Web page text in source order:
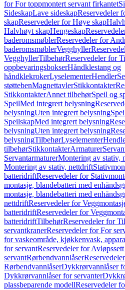
for For toppmontert servant firkantet
SideskapLave sideskapReservedeler
skapReservedeler for Høye skap
Halvhøyt skapHengeskap
baderomsmøblerReservedeler for
baderomsmøblerVegghyller
VegghyllerTilbehørReservedeler for
oppbevaringsbokserHåndklestang og
håndklekrokerLyselementerHendler
støttebenMagnettavlerStikkontakter
StikkontakterAnnet tilbehørSpeil og
SpeilMed integrert belysning
belysningUten integrert belysning
SpeilskapMed integrert belysning
belysningUten integrert belysning
belysningTilbehørLyselementer
tilbehørStikkontakterArmaturer
ServantarmaturerMontering av stativ,
Montering av stativ, nettdrift
batteridriftReservedeler for
montasje, blandebatteri med
montasje, blandebatteri med
nettdriftReservedeler for
batteridriftReservedeler for
batteridriftTilbehørReservedeler for
servantkranerReservedeler for For
for vaskeområde, kjøkkenvask,
for servantReservedeler for
servantRørbendvannlåser
RørbendvannlåserDykkrørvannlåser
Dykkrørvannlåser for servanter
plassbeparende modellReservedeler